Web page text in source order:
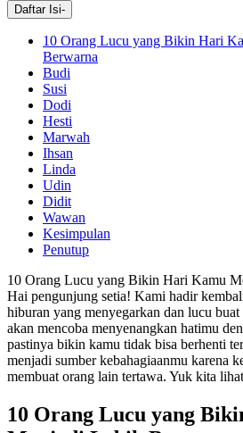
Daftar Isi-
10 Orang Lucu yang Bikin Hari
Berwarna
Budi
Susi
Dodi
Hesti
Marwah
Ihsan
Linda
Udin
Didit
Wawan
Kesimpulan
Penutup
10 Orang Lucu yang Bikin Hari Kamu
Hai pengunjung setia! Kami hadir
hiburan yang menyegarkan dan lucu
akan mencoba menyenangkan hatimu
pastinya bikin kamu tidak bisa berhenti
menjadi sumber kebahagiaanmu karena
membuat orang lain tertawa. Yuk kita
10 Orang Lucu yang